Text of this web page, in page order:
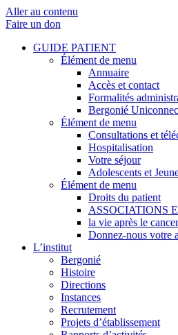
Aller au contenu
Faire un don
GUIDE PATIENT
Élément de menu
Annuaire
Accès et contact
Formalités
Bergonié
Élément de menu
Consultations et
Hospitalisation
Votre séjour
Adolescents et
Élément de menu
Droits du patient
ASSOCIATIONS
la vie après le cancer
Donnez-nous votre
L’institut
Bergonié
Histoire
Directions
Instances
Recrutement
Projets d’établissement